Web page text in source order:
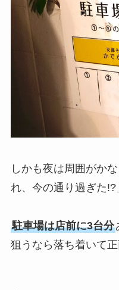
しかも夜は周囲がか
れ、今の通り過ぎた!?
駐車場は店前に3台分
狙うなら落ち着いて